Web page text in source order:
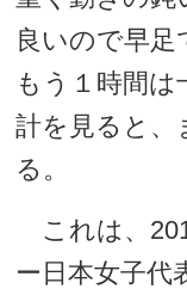
良いので早足
もう１時間
計を見ると、
る。
これは、
ー日本女子代